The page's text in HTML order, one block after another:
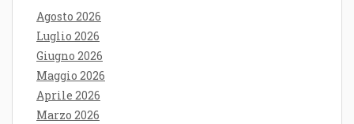
Agosto 2026
Luglio 2026
Giugno 2026
Maggio 2026
Aprile 2026
Marzo 2026